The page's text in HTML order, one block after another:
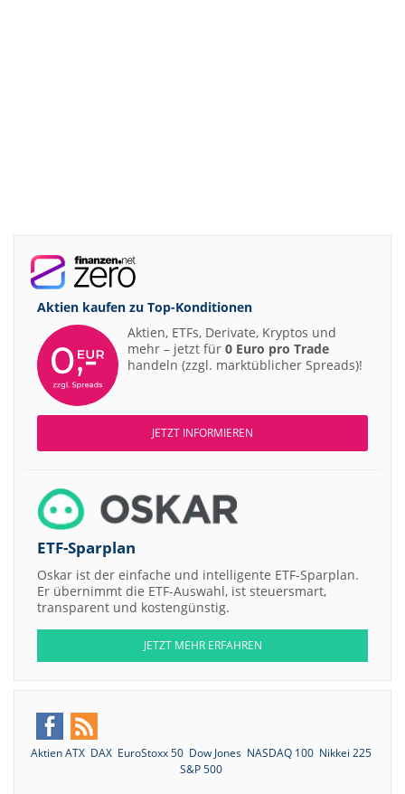
Aktien kaufen zu Top-Konditionen
Aktien, ETFs, Derivate, Kryptos und
mehr – jetzt für 0 Euro pro Trade
handeln (zzgl. marktüblicher Spreads)!
JETZT INFORMIEREN
ETF-Sparplan
Oskar ist der einfache und intelligente ETF-Sparplan.
Er übernimmt die ETF-Auswahl, ist steuersmart,
transparent und kostengünstig.
JETZT MEHR ERFAHREN
Aktien ATX DAX EuroStoxx 50 Dow Jones NASDAQ 100 Nikkei 225
S&P 500